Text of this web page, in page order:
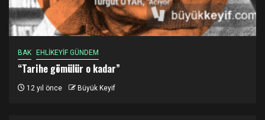
BAK EHLİKEYİF GÜNDEM
“Tarihe gömülür o kadar”
12 yıl önce Büyük Keyif